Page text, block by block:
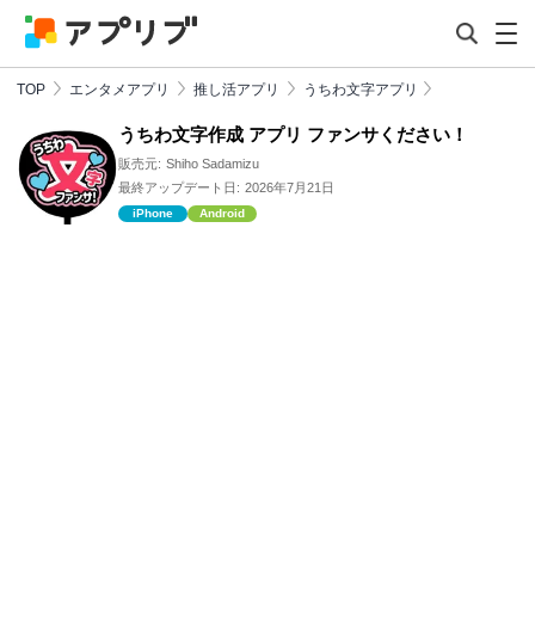
TOP エンタメアプリ 推し活アプリ うちわ文字アプリ
うちわ文字作成 アプリ ファンサください！
販売元: Shiho Sadamizu
最終アップデート日: 2026年7月21日
iPhone Android